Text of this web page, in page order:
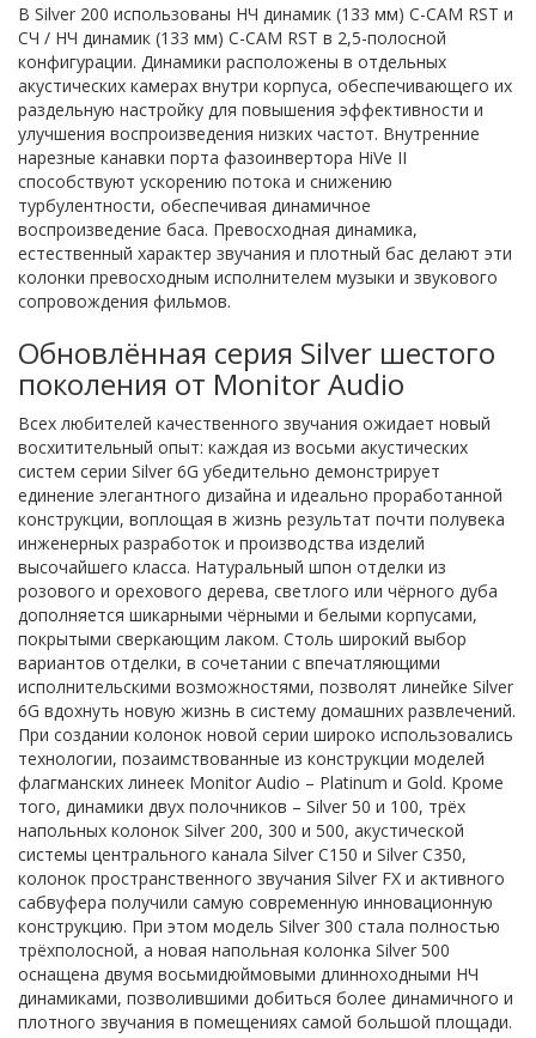
В Silver 200 использованы НЧ динамик (133 мм) C-CAM RST и
СЧ / НЧ динамик (133 мм) C-CAM RST в 2,5-полосной
конфигурации. Динамики расположены в отдельных
акустических камерах внутри корпуса, обеспечивающего их
раздельную настройку для повышения эффективности и
улучшения воспроизведения низких частот. Внутренние
нарезные канавки порта фазоинвертора HiVe II
способствуют ускорению потока и снижению
турбулентности, обеспечивая динамичное
воспроизведение баса. Превосходная динамика,
естественный характер звучания и плотный бас делают эти
колонки превосходным исполнителем музыки и звукового
сопровождения фильмов.
Обновлённая серия Silver шестого
поколения от Monitor Audio
Всех любителей качественного звучания ожидает новый
восхитительный опыт: каждая из восьми акустических
систем серии Silver 6G убедительно демонстрирует
единение элегантного дизайна и идеально проработанной
конструкции, воплощая в жизнь результат почти полувека
инженерных разработок и производства изделий
высочайшего класса. Натуральный шпон отделки из
розового и орехового дерева, светлого или чёрного дуба
дополняется шикарными чёрными и белыми корпусами,
покрытыми сверкающим лаком. Столь широкий выбор
вариантов отделки, в сочетании с впечатляющими
исполнительскими возможностями, позволят линейке Silver
6G вдохнуть новую жизнь в систему домашних развлечений.
При создании колонок новой серии широко использовались
технологии, позаимствованные из конструкции моделей
флагманских линеек Monitor Audio – Platinum и Gold. Кроме
того, динамики двух полочников – Silver 50 и 100, трёх
напольных колонок Silver 200, 300 и 500, акустической
системы центрального канала Silver C150 и Silver C350,
колонок пространственного звучания Silver FX и активного
сабвуфера получили самую современную инновационную
конструкцию. При этом модель Silver 300 стала полностью
трёхполосной, а новая напольная колонка Silver 500
оснащена двумя восьмидюймовыми длинноходными НЧ
динамиками, позволившими добиться более динамичного и
плотного звучания в помещениях самой большой площади.